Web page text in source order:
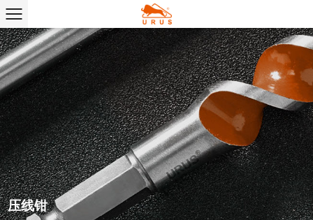
压线钳